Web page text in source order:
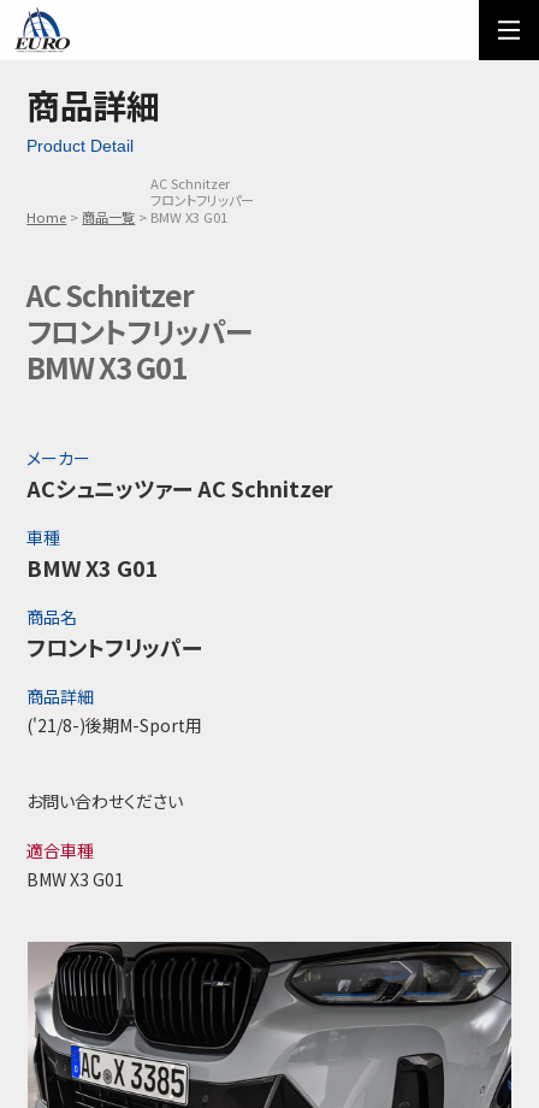
ご利用方法
メール問い合わせ
03-5674-7742
商品詳細
Product Detail
Home 商品一覧
AC Schnitzer
フロントフリッパー
BMW X3 G01
AC Schnitzer
フロントフリッパー
BMW X3 G01
メーカー
ACシュニッツァー AC Schnitzer
車種
BMW X3 G01
商品名
フロントフリッパー
商品詳細
('21/8-)後期M-Sport用
お問い合わせください
適合車種
BMW X3 G01